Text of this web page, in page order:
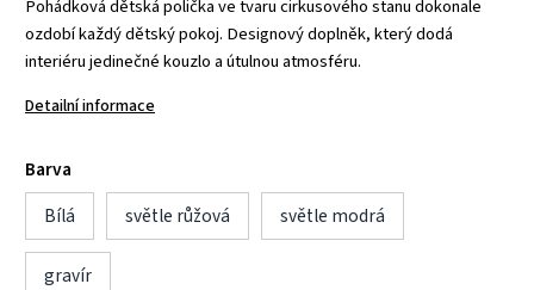
Pohádková dětská polička ve tvaru cirkusového stanu dokonale
ozdobí každý dětský pokoj. Designový doplněk, který dodá
interiéru jedinečné kouzlo a útulnou atmosféru.
Detailní informace
Barva
Bílá
světle růžová světle modrá
gravír